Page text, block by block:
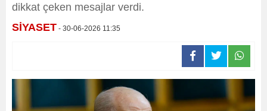
dikkat çeken mesajlar verdi.
SİYASET - 30-06-2026 11:35